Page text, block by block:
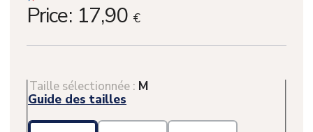
Price: 17,90 €
Taille sélectionnée : M
Guide des tailles